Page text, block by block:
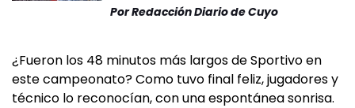
PorRedacción Diario de Cuyo
¿Fueron los 48 minutos más largos de Sportivo en
este campeonato? Como tuvo final feliz, jugadores y
técnico lo reconocían, con una espontánea sonrisa.